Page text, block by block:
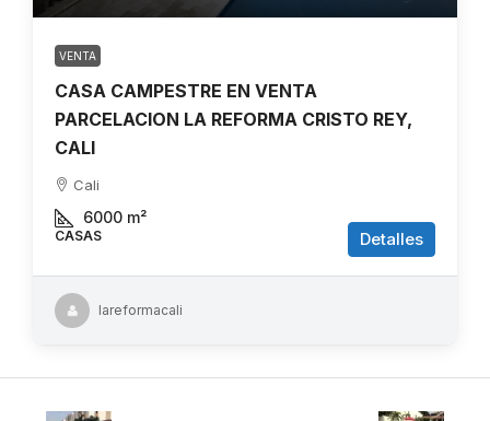
VENTA
CASA CAMPESTRE EN VENTA
PARCELACION LA REFORMA CRISTO REY,
CALI
Cali
6000 m²
CASAS Detalles
lareformacali